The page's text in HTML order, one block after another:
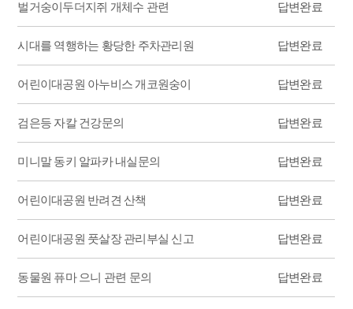
벌거숭이두더지쥐 개체수 관련 답변완료
시대를 역행하는 황당한 주차관리원 답변완료
어린이대공원 아누비스 개코원숭이 답변완료
검은등 자칼 건강문의 답변완료
미니말 동키 알파카 내실문의 답변완료
어린이대공원 반려견 산책 답변완료
어린이대공원 풋살장 관리부실 신고 답변완료
동물원 퓨마 으니 관련 문의 답변완료